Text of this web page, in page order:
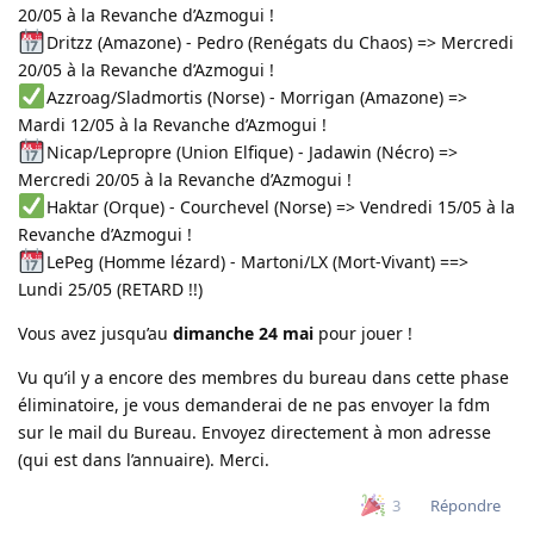
20/05 à la Revanche d’Azmogui !
Dritzz (Amazone) - Pedro (Renégats du Chaos) => Mercredi
20/05 à la Revanche d’Azmogui !
Azzroag/Sladmortis (Norse) - Morrigan (Amazone) =>
Mardi 12/05 à la Revanche d’Azmogui !
Nicap/Lepropre (Union Elfique) - Jadawin (Nécro) =>
Mercredi 20/05 à la Revanche d’Azmogui !
Haktar (Orque) - Courchevel (Norse) => Vendredi 15/05 à la
Revanche d’Azmogui !
LePeg (Homme lézard) - Martoni/LX (Mort-Vivant) ==>
Lundi 25/05 (RETARD !!)
Vous avez jusqu’au dimanche 24 mai pour jouer !
Vu qu’il y a encore des membres du bureau dans cette phase
éliminatoire, je vous demanderai de ne pas envoyer la fdm
sur le mail du Bureau. Envoyez directement à mon adresse
(qui est dans l’annuaire). Merci.
3 Répondre